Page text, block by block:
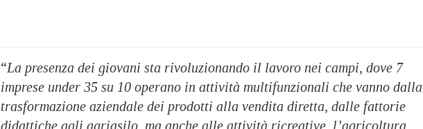
“La presenza dei giovani sta rivoluzionando il lavoro nei campi, dove 7
imprese under 35 su 10 operano in attività multifunzionali che vanno dalla
trasformazione aziendale dei prodotti alla vendita diretta, dalle fattorie
didattiche agli agriasilo, ma anche alle attività ricreative, l’agricoltura